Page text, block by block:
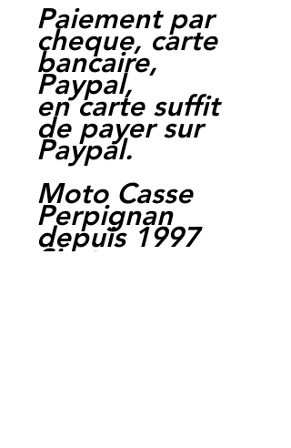
Paiement par
cheque, carte
bancaire,
Paypal,
en carte suffit
de payer sur
Paypal.
Moto Casse
Perpignan
depuis 1997
Siret: